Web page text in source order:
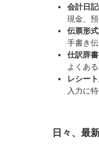
会計日
現金、
伝票形
手書き
仕訳辞
よくあ
レシー
入力に
日々、最